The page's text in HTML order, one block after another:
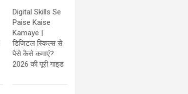
Digital Skills Se
Paise Kaise
Kamaye |
डिजिटल स्किल्स से
पैसे कैसे कमाएं?
2026 की पूरी गाइड